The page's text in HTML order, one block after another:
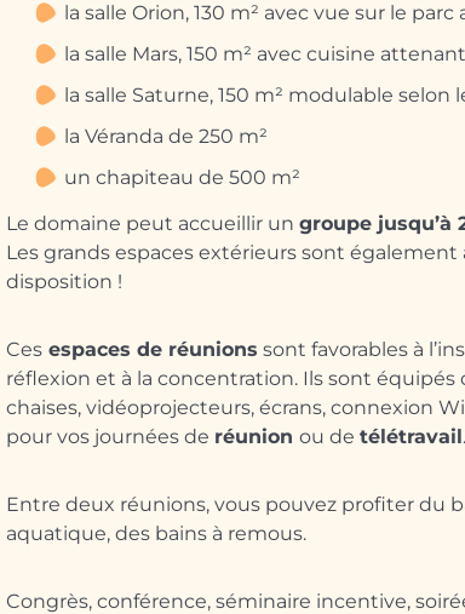
la salle Orion, 130 m² avec vue sur le
la salle Mars, 150 m² avec cuisine
la salle Saturne, 150 m² modulable selon
la Véranda de 250 m²
un chapiteau de 500 m²
Le domaine peut accueillir un groupe jusqu’à
Les grands espaces extérieurs sont également
disposition !
Ces espaces de réunions sont favorables à
réflexion et à la concentration. Ils sont équipés
chaises, vidéoprojecteurs, écrans, connexion
pour vos journées de réunion ou de télétravail.
Entre deux réunions, vous pouvez profiter du
aquatique, des bains à remous.
Congrès, conférence, séminaire incentive,